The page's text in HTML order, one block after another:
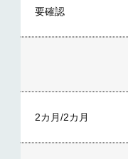
要確認
2カ月/2カ月